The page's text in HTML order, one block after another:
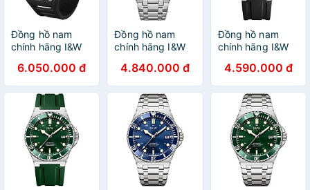
Đồng hồ nam
chính hãng I&W
Kính sapphire
chống
xước,Chống
nước 50m,BH24
tháng,máy
Automatic ( cơ)
,dây cao su chính
hãng chống nước
tuyệt đối,vỏ thép
không gỉ bền bỉ
6.050.000 đ
Đồng hồ nam
chính hãng I&W
hàng mới fullbox,
Kính chống
xước,Chống
nước 50m,Bảo
hành dài
hạn,Máy Cơ
Automatic,dây
kim loại xịn
4.840.000 đ
Đồng hồ nam
chính hãng I&W
Hàng mới fullbox
,Kính chống
xước,Chống
nước 100m,BH
24 tháng,Máy Cơ
Automatic,dây
cao su chống
nước tốt
4.590.000 đ